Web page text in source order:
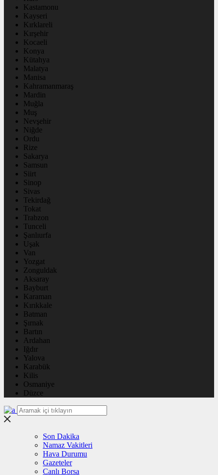
Kastamonu
Kayseri
Kırklareli
Kırşehir
Kocaeli
Konya
Kütahya
Malatya
Manisa
Kahramanmaraş
Mardin
Muğla
Muş
Nevşehir
Niğde
Ordu
Rize
Sakarya
Samsun
Siirt
Sinop
Sivas
Tekirdağ
Tokat
Trabzon
Tunceli
Şanlıurfa
Uşak
Van
Yozgat
Zonguldak
Aksaray
Bayburt
Karaman
Kırıkkale
Batman
Şırnak
Bartın
Ardahan
Iğdır
Yalova
Karabük
Kilis
Osmaniye
Düzce
Son Dakika
Namaz Vakitleri
Hava Durumu
Gazeteler
Canlı Borsa